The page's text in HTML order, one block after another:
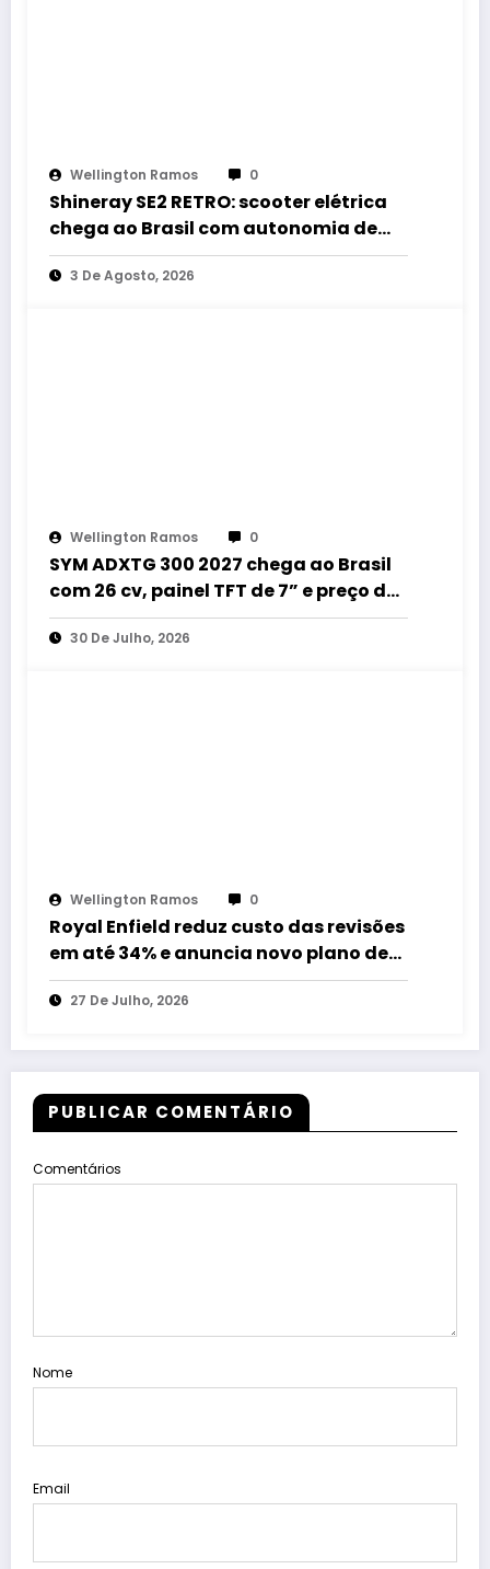
Wellington Ramos 0
Shineray SE2 RETRO: scooter elétrica
chega ao Brasil com autonomia de
até 60 km e estilo retrô
3 De Agosto, 2026
Wellington Ramos 0
SYM ADXTG 300 2027 chega ao Brasil
com 26 cv, painel TFT de 7” e preço de
R$ 32.990
30 De Julho, 2026
Wellington Ramos 0
Royal Enfield reduz custo das revisões
em até 34% e anuncia novo plano de
manutenção no Brasil
27 De Julho, 2026
PUBLICAR COMENTÁRIO
Comentários
Nome
Email